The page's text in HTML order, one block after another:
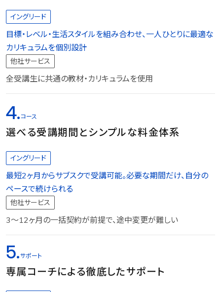
イングリード
目標・レベル・生活スタイルを組み合わせ、一人ひとりに最適な
カリキュラムを個別設計
他社サービス
全受講生に共通の教材・カリキュラムを使用
4.コース
選べる受講期間とシンプルな料金体系
イングリード
最短2ヶ月からサブスクで受講可能。必要な期間だけ、自分の
ペースで続けられる
他社サービス
3〜12ヶ月の一括契約が前提で、途中変更が難しい
5.サポート
専属コーチによる徹底したサポート